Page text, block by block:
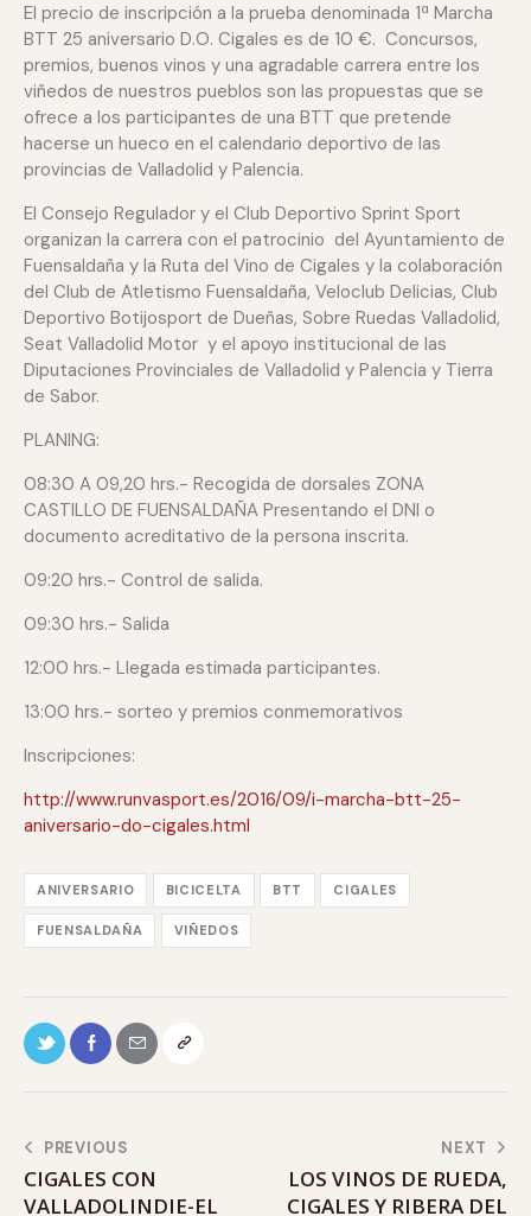
El precio de inscripción a la prueba denominada 1ª Marcha
BTT 25 aniversario D.O. Cigales es de 10 €. Concursos,
premios, buenos vinos y una agradable carrera entre los
viñedos de nuestros pueblos son las propuestas que se
ofrece a los participantes de una BTT que pretende
hacerse un hueco en el calendario deportivo de las
provincias de Valladolid y Palencia.
El Consejo Regulador y el Club Deportivo Sprint Sport
organizan la carrera con el patrocinio del Ayuntamiento de
Fuensaldaña y la Ruta del Vino de Cigales y la colaboración
del Club de Atletismo Fuensaldaña, Veloclub Delicias, Club
Deportivo Botijosport de Dueñas, Sobre Ruedas Valladolid,
Seat Valladolid Motor y el apoyo institucional de las
Diputaciones Provinciales de Valladolid y Palencia y Tierra
de Sabor.
PLANING:
08:30 A 09,20 hrs.- Recogida de dorsales ZONA
CASTILLO DE FUENSALDAÑA Presentando el DNI o
documento acreditativo de la persona inscrita.
09:20 hrs.- Control de salida.
09:30 hrs.- Salida
12:00 hrs.- Llegada estimada participantes.
13:00 hrs.- sorteo y premios conmemorativos
Inscripciones:
http://www.runvasport.es/2016/09/i-marcha-btt-25-
aniversario-do-cigales.html
ANIVERSARIO BICICELTA BTT CIGALES
FUENSALDAÑA VIÑEDOS
PREVIOUS
CIGALES CON
VALLADOLINDIE-EL
NEXT
LOS VINOS DE RUEDA,
CIGALES Y RIBERA DEL